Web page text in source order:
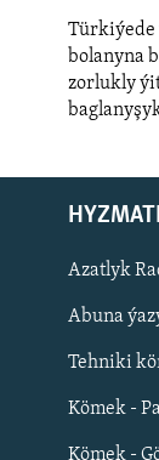
Русский
BIZI YZARLAŇ
Türkiýede
bolanyna
zorlukly
Azatlyk
Abuna
Tehniki
Kömek -
Kömek -